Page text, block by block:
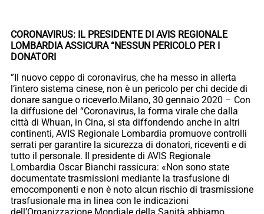
CORONAVIRUS: IL PRESIDENTE DI AVIS REGIONALE
LOMBARDIA ASSICURA “NESSUN PERICOLO PER I
DONATORI
”Il nuovo ceppo di coronavirus, che ha messo in allerta
l’intero sistema cinese, non è un pericolo per chi decide di
donare sangue o riceverlo.Milano, 30 gennaio 2020 – Con
la diffusione del “Coronavirus, la forma virale che dalla
città di Whuan, in Cina, si sta diffondendo anche in altri
continenti, AVIS Regionale Lombardia promuove controlli
serrati per garantire la sicurezza di donatori, riceventi e di
tutto il personale. Il presidente di AVIS Regionale
Lombardia Oscar Bianchi rassicura: «Non sono state
documentate trasmissioni mediante la trasfusione di
emocomponenti e non è noto alcun rischio di trasmissione
trasfusionale ma in linea con le indicazioni